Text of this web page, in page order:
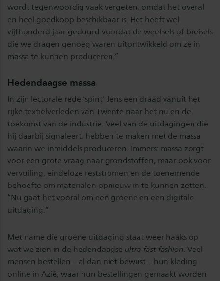
wordt tegenwoordig vaak vergeten, omdat het overal
en heel goedkoop beschikbaar is. Het heeft wel
vijfhonderd jaar geduurd voordat de weefsels of breisels
die we dragen genoeg waren uitontwikkeld om ze in
massa te kunnen produceren.”
Hedendaagse massa
In zijn lectorale rede ‘spint’ Jens een draad vanuit het
rijke textielverleden van Twente naar het nu en de
toekomst van de industrie. Veel van de uitdagingen die
hij daarbij signaleert, hebben te maken met de massa
waarin we inmiddels produceren. Immers: massa zorgt
voor een grote vraag naar grondstoffen, maar ook voor
vervuiling, eindeloze reststromen en de toenemende
behoefte om materialen opnieuw in te kunnen zetten.
“Nu gaat het vooral om een groene en een digitale
uitdaging.”
Met name die groene uitdaging staat weer haaks op
wat we zien in de hedendaagse ultra fast fashion. Veel
mensen bestellen – al dan niet bewust – hun kleding
online in Azië, waar hun bestellingen gemaakt worden